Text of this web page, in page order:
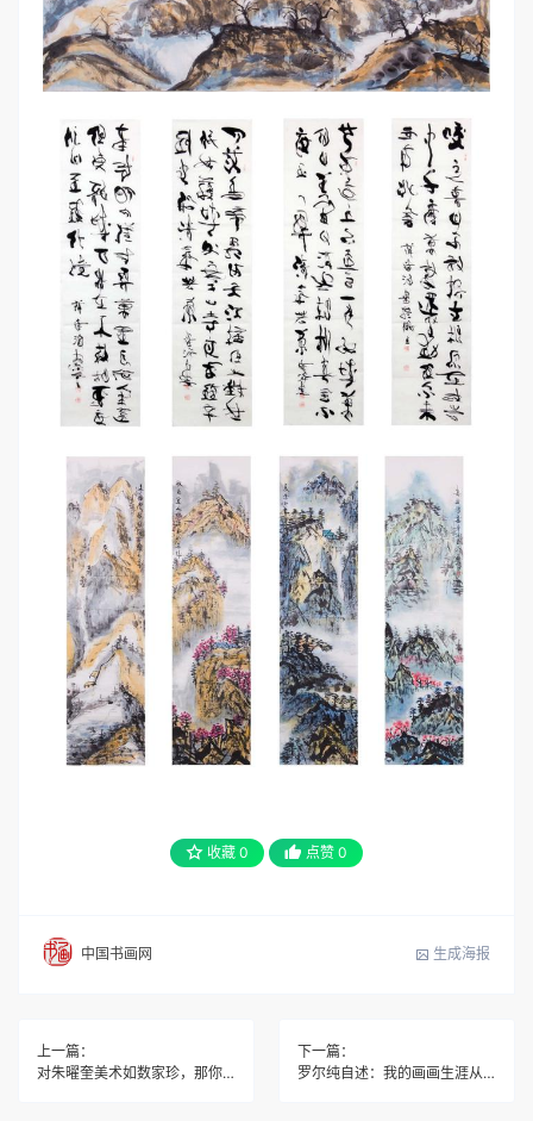
收藏 0 点赞 0
中国书画网 生成海报
上一篇：
对朱曜奎美术如数家珍，那你品鉴过朱曜奎书法吗？
下一篇：
罗尔纯自述：我的画画生涯从苏美专开始。。。